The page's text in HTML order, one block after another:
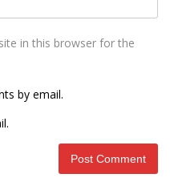
in this browser for the
by email.